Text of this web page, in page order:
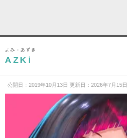
よみ：あずき
AZKi
公開日：2019年10月13日 更新日：2026年7月15日